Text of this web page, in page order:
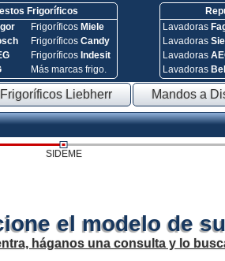
Frigoríficos
Frigoríficos Miele
FrigoríficosCandy
Frigoríficos Indesit
Más marcas frigo.
Lavadoras
Lavadoras
Lavadoras
Lavadoras
Frigoríficos Liebherr Mandos a
SIDEME
el modelo de
háganos una consulta y lo